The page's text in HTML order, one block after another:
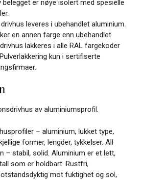
belegget er nøye isolert med spesielle
leveres i ubehandlet aluminium.
en annen farge enn ubehandlet
lakkeres i alle RAL fargekoder
kun i sertifiserte
av aluminiumsprofil.
– aluminium, lukket type,
former, lengder, tykkelser. All
– stabil, solid. Aluminium er et lett,
som er holdbart. Rustfri,
mot fuktighet og sol,